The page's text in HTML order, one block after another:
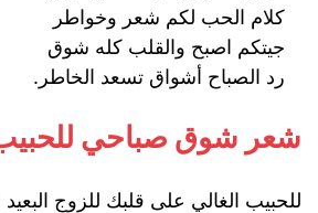
كلام الحب لكم شعر وخواطر
جيتكم اصبح والقلب كله شوق
رد الصباح أشواق تسعد الخاطر.
شعر شوق صباحي
للحبيب الغالي على قلبك للزوج